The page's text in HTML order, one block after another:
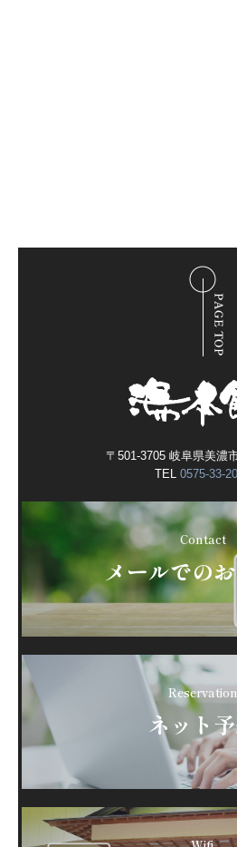
〒501-3705 岐阜県美濃
TEL 0575-33-
Contact
メールでの
Reservation
ネット